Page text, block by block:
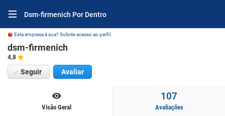
Dsm-firmenich Por Dentro
Esta empresa é sua? Solicite acesso ao perfil.
dsm-firmenich
4,8
Seguir Avaliar
Visão Geral
107
Avaliações